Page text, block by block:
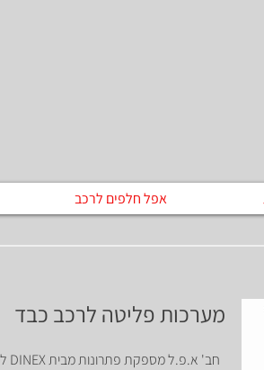
אפל חלפים לרכב
מערכות פליטה לרכב כבד
חב' א.פ.ל מספקת פתרונות מבית DINEX לכל סוגי הרכב הכבד.